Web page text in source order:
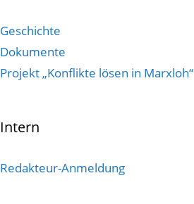
Geschichte
Dokumente
Projekt „Konflikte lösen in Marxloh“
Intern
Redakteur-Anmeldung